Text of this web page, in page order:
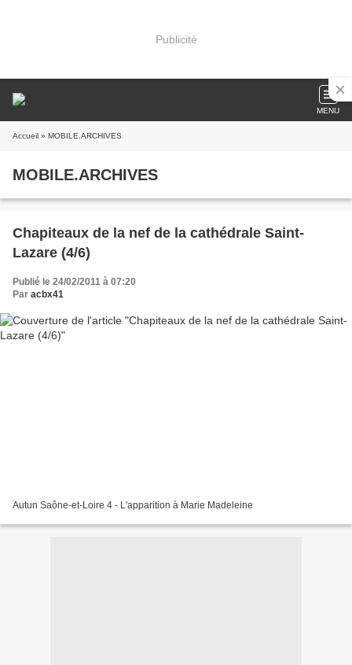
Publicité
MENU
Accueil » MOBILE.ARCHIVES
MOBILE.ARCHIVES
Chapiteaux de la nef de la cathédrale Saint-
Lazare (4/6)
Publié le 24/02/2011 à 07:20
Par acbx41
Autun Saône-et-Loire 4 - L'apparition à Marie Madeleine